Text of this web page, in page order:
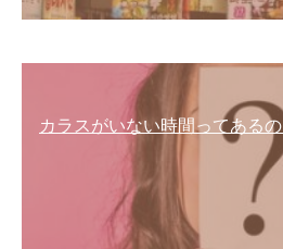
カラスがいない時間ってあるの